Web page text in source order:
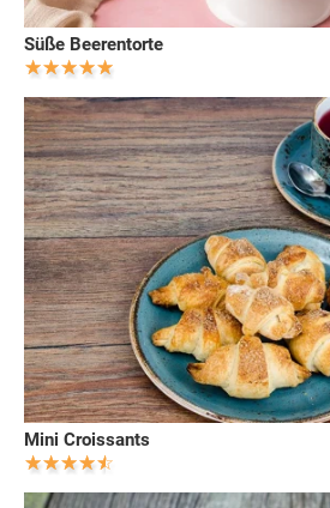
Süße Beerentorte
Mini Croissants